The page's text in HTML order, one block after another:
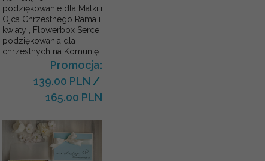
podziękowanie dla Matki i
Ojca Chrzestnego Rama i
kwiaty , Flowerbox Serce
podziękowania dla
chrzestnych na Komunię
Promocja:
139.00 PLN /
165.00 PLN